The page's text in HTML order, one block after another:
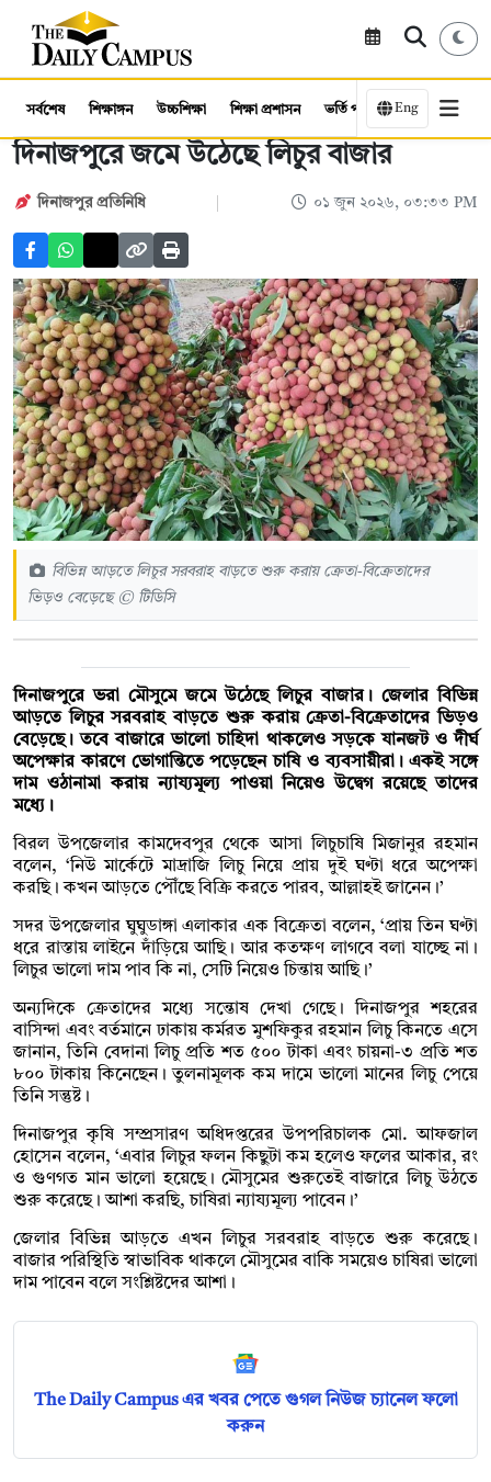
সর্বশেষ শিক্ষাঙ্গন উচ্চশিক্ষা শিক্ষা প্রশাসন ভর্তি পরীক্ষা কর্মসংস্থান
Eng
দিনাজপুরে জমে উঠেছে লিচুর বাজার
দিনাজপুর প্রতিনিধি ০১ জুন ২০২৬, ০৩:৩৩ PM
বিভিন্ন আড়তে লিচুর সরবরাহ বাড়তে শুরু করায় ক্রেতা-বিক্রেতাদের
ভিড়ও বেড়েছে © টিডিসি
দিনাজপুরে ভরা মৌসুমে জমে উঠেছে লিচুর বাজার। জেলার বিভিন্ন
আড়তে লিচুর সরবরাহ বাড়তে শুরু করায় ক্রেতা-বিক্রেতাদের ভিড়ও
বেড়েছে। তবে বাজারে ভালো চাহিদা থাকলেও সড়কে যানজট ও দীর্ঘ
অপেক্ষার কারণে ভোগান্তিতে পড়েছেন চাষি ও ব্যবসায়ীরা। একই সঙ্গে
দাম ওঠানামা করায় ন্যায্যমূল্য পাওয়া নিয়েও উদ্বেগ রয়েছে তাদের
মধ্যে।
বিরল উপজেলার কামদেবপুর থেকে আসা লিচুচাষি মিজানুর রহমান
বলেন, ‘নিউ মার্কেটে মাদ্রাজি লিচু নিয়ে প্রায় দুই ঘণ্টা ধরে অপেক্ষা
করছি। কখন আড়তে পৌঁছে বিক্রি করতে পারব, আল্লাহই জানেন।’
সদর উপজেলার ঘুঘুডাঙ্গা এলাকার এক বিক্রেতা বলেন, ‘প্রায় তিন ঘণ্টা
ধরে রাস্তায় লাইনে দাঁড়িয়ে আছি। আর কতক্ষণ লাগবে বলা যাচ্ছে না।
লিচুর ভালো দাম পাব কি না, সেটি নিয়েও চিন্তায় আছি।’
অন্যদিকে ক্রেতাদের মধ্যে সন্তোষ দেখা গেছে। দিনাজপুর শহরের
বাসিন্দা এবং বর্তমানে ঢাকায় কর্মরত মুশফিকুর রহমান লিচু কিনতে এসে
জানান, তিনি বেদানা লিচু প্রতি শত ৫০০ টাকা এবং চায়না-৩ প্রতি শত
৮০০ টাকায় কিনেছেন। তুলনামূলক কম দামে ভালো মানের লিচু পেয়ে
তিনি সন্তুষ্ট।
দিনাজপুর কৃষি সম্প্রসারণ অধিদপ্তরের উপপরিচালক মো. আফজাল
হোসেন বলেন, ‘এবার লিচুর ফলন কিছুটা কম হলেও ফলের আকার, রং
ও গুণগত মান ভালো হয়েছে। মৌসুমের শুরুতেই বাজারে লিচু উঠতে
শুরু করেছে। আশা করছি, চাষিরা ন্যায্যমূল্য পাবেন।’
জেলার বিভিন্ন আড়তে এখন লিচুর সরবরাহ বাড়তে শুরু করেছে।
বাজার পরিস্থিতি স্বাভাবিক থাকলে মৌসুমের বাকি সময়েও চাষিরা ভালো
দাম পাবেন বলে সংশ্লিষ্টদের আশা।
The Daily Campus এর খবর পেতে গুগল নিউজ চ্যানেল ফলো
করুন